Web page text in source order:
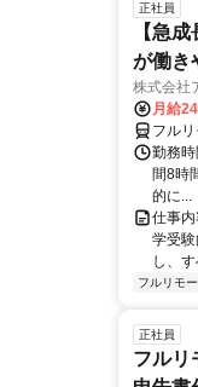
正社員
【急
が働き
株式会社
月給
フルリ
勤務
間8時
的に...
仕事
学受
し、
フルリモー
正社員
フルリ